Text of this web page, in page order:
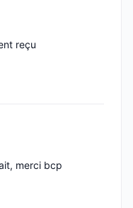
reçu
merci bcp